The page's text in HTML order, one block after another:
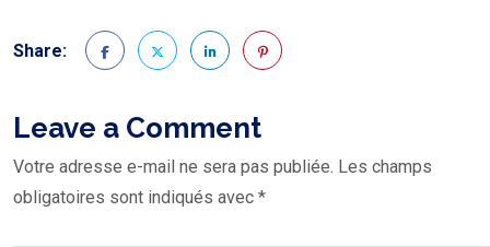
Share:
Leave a Comment
Votre adresse e-mail ne sera pas publiée. Les champs
obligatoires sont indiqués avec *